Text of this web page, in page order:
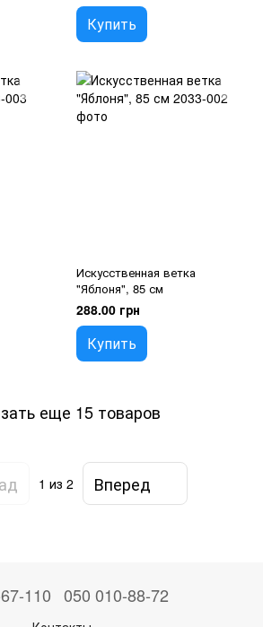
Купить
Искусственная ветка
"Яблоня", 85 см
288.00 грн
Купить
еще 15 товаров
1 из 2 Вперед
110 050 010-88-72